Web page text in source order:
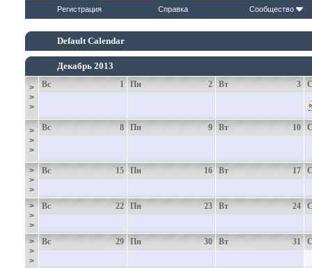
Регистрация Справка Сообщество
Default Calendar
Декабрь 2013
>
>
>
1
Вс 2
Пн 3
Вт
>
>
>
8
Вс 9
Пн 10
Вт
>
>
>
15
Вс 16
Пн 17
Вт
>
>
>
22
Вс 23
Пн 24
Вт
>
>
>
29
Вс 30
Пн 31
Вт